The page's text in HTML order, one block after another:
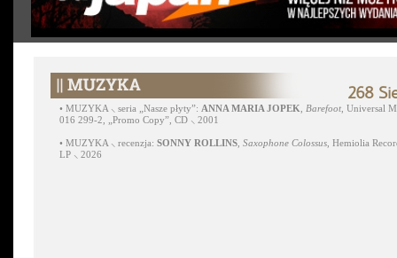
268
• MUZYKA ⸜ seria „Nasze płyty”: ANNA MARIA JOPEK Barefoot , Universal
016 299-2, „Promo Copy”, CD ⸜ 2001
• MUZYKA ⸜ recenzja: SONNY ROLLINS Saxophone Colossus , Hemiolia
LP ⸜ 2026